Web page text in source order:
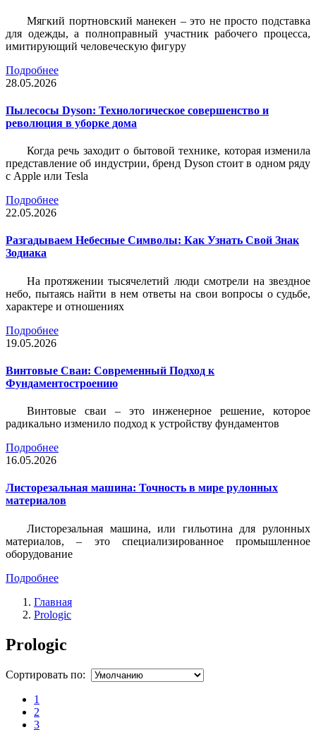
Мягкий портновский манекен – это не просто подставка
для одежды, а полноправный участник рабочего процесса,
имитирующий человеческую фигуру
Подробнее
28.05.2026
Пылесосы Dyson: Технологическое совершенство и
революция в уборке дома
Когда речь заходит о бытовой технике, которая изменила
представление об индустрии, бренд Dyson стоит в одном ряду
с Apple или Tesla
Подробнее
22.05.2026
Разгадываем Небесные Символы: Как Узнать Свой Знак
Зодиака
На протяжении тысячелетий люди смотрели на звездное
небо, пытаясь найти в нем ответы на свои вопросы о судьбе,
характере и отношениях
Подробнее
19.05.2026
Винтовые Сваи: Современный Подход к
Фундаментостроению
Винтовые сваи – это инженерное решение, которое
радикально изменило подход к устройству фундаментов
Подробнее
16.05.2026
Листорезальная машина: Точность в мире рулонных
материалов
Листорезальная машина, или гильотина для рулонных
материалов, – это специализированное промышленное
оборудование
Подробнее
Главная
Prologic
Prologic
Сортировать по:
1
2
3